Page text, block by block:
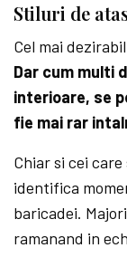
Stiluri de
Cel mai
Dar cum multi
interioare, se
fie mai rar
Chiar si cei
identifica
baricadei.
ramanand in